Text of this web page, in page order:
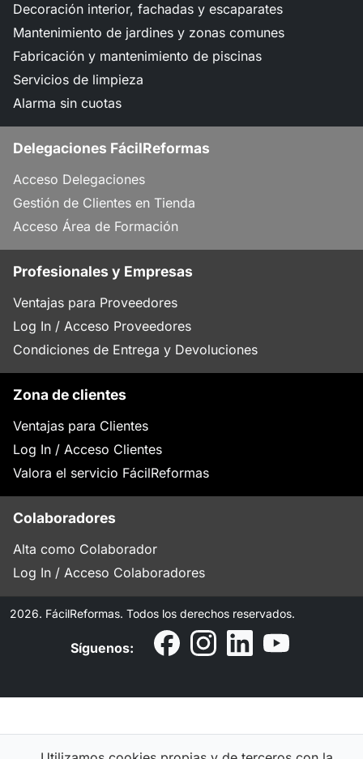
Decoración interior, fachadas y escaparates
Mantenimiento de jardines y zonas comunes
Fabricación y mantenimiento de piscinas
Servicios de limpieza
Alarma sin cuotas
Delegaciones FácilReformas
Acceso Delegaciones
Gestión de Clientes en Tienda
Acceso Área de Formación
Profesionales y Empresas
Ventajas para Proveedores
Log In / Acceso Proveedores
Condiciones de Entrega y Devoluciones
Zona de clientes
Ventajas para Clientes
Log In / Acceso Clientes
Valora el servicio FácilReformas
Colaboradores
Alta como Colaborador
Log In / Acceso Colaboradores
2026. FácilReformas. Todos los derechos reservados.
Síguenos: